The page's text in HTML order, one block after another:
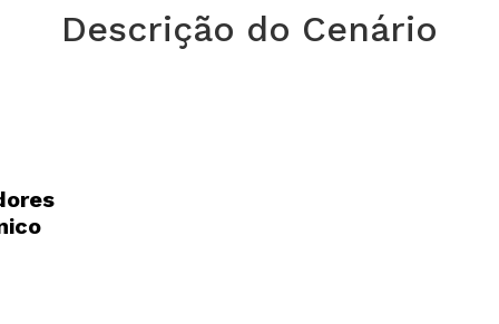
Descrição do Cenário